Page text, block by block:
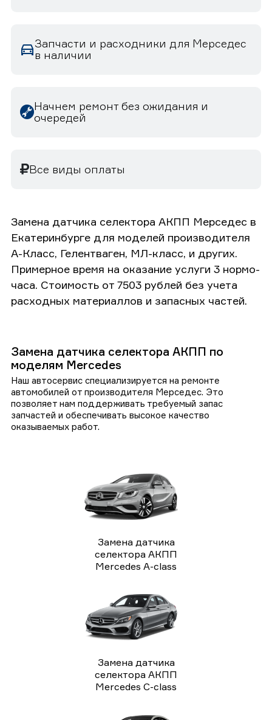
Запчасти и расходники для Мерседес
в наличии
Начнем ремонт без ожидания и
очередей
Все виды оплаты
Замена датчика селектора АКПП Мерседес в
Екатеринбурге для моделей производителя
А-Класс, Гелентваген, МЛ-класс, и других.
Примерное время на оказание услуги 3 нормо-
часа. Стоимость от 7503 рублей без учета
расходных материаллов и запасных частей.
Замена датчика селектора АКПП по
моделям Mercedes
Наш автосервис специализируется на ремонте
автомобилей от производителя Мерседес. Это
позволяет нам поддерживать требуемый запас
запчастей и обеспечивать высокое качество
оказываемых работ.
Замена датчика
селектора АКПП
Mercedes A-class
Замена датчика
селектора АКПП
Mercedes C-class